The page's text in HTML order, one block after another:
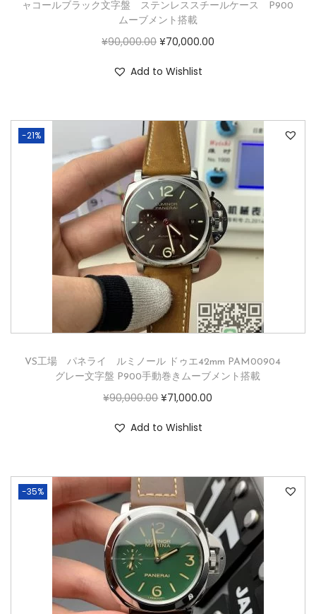
ャコールブラック文字盤 ステンレススチールケース P900
ムーブメント搭載
¥90,000.00 ¥70,000.00
Add to Wishlist
-21%
VS工場 パネライ ルミノール ドゥエ42mm PAM00904
グレー文字盤 P900手動巻きムーブメント搭載
¥90,000.00 ¥71,000.00
Add to Wishlist
-35%